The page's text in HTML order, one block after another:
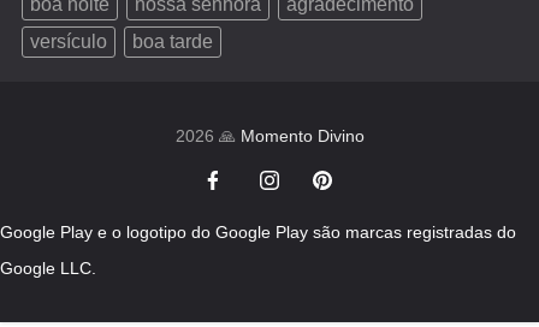
boa noite
nossa senhora
agradecimento
versículo
boa tarde
2026 🙏 Momento Divino
Google Play e o logotipo do Google Play são marcas registradas do
Google LLC.